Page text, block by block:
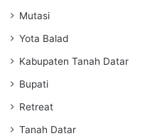
Mutasi
Yota Balad
Kabupaten Tanah Datar
Bupati
Retreat
Tanah Datar